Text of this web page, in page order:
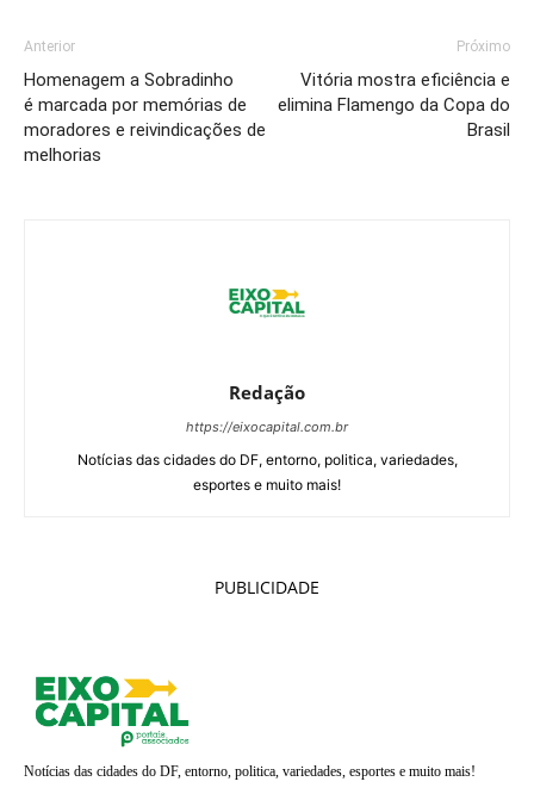
Anterior
Homenagem a Sobradinho
é marcada por memórias de
moradores e reivindicações de
melhorias
Próximo
Vitória mostra eficiência e
elimina Flamengo da Copa do
Brasil
Redação
https://eixocapital.com.br
Notícias das cidades do DF, entorno, politica, variedades,
esportes e muito mais!
PUBLICIDADE
Notícias das cidades do DF, entorno, politica, variedades, esportes e muito mais!